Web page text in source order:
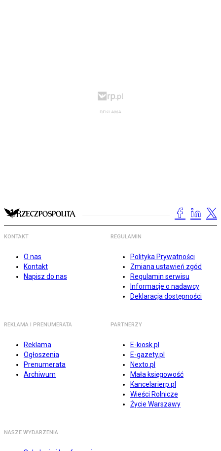
KONTAKT
O nas
Kontakt
Napisz do nas
REGULAMIN
Polityka Prywatności
Zmiana ustawień zgód
Regulamin serwisu
Informacje o nadawcy
Deklaracja dostępności
REKLAMA I PRENUMERATA
Reklama
Ogłoszenia
Prenumerata
Archiwum
PARTNERZY
E-kiosk.pl
E-gazety.pl
Nexto.pl
Mała księgowość
Kancelarierp.pl
Wieści Rolnicze
Życie Warszawy
NASZE WYDARZENIA